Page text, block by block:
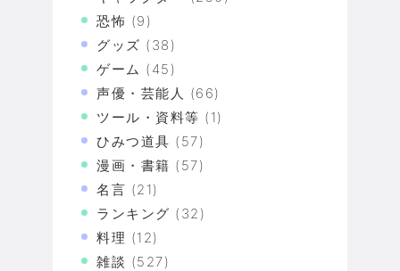
恐怖 (9)
グッズ (38)
ゲーム (45)
声優・芸能人 (66)
ツール・資料等 (1)
ひみつ道具 (57)
漫画・書籍 (57)
名言 (21)
ランキング (32)
料理 (12)
雑談 (527)